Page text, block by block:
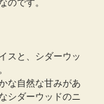
のです。
スと、シダーウッ
な自然な甘みがあ
シダーウッドのニ